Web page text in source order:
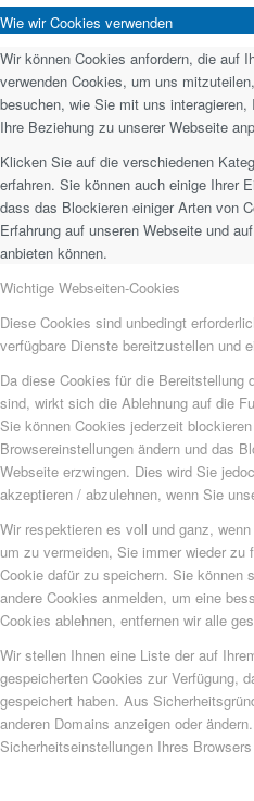
Wie wir Cookies verwenden
Wir können Cookies anfordern, die auf
verwenden Cookies, um uns
besuchen, wie Sie mit uns
Ihre Beziehung zu unserer Webseite
Klicken Sie auf die verschiedenen
erfahren. Sie können auch einige Ihrer
dass das Blockieren einiger Arten von
Erfahrung auf unseren Webseite und
anbieten können.
Wichtige Webseiten-Cookies
Diese Cookies sind unbedingt
verfügbare Dienste bereitzustellen und
Da diese Cookies für die Bereitstellung
sind, wirkt sich die Ablehnung auf die
Sie können Cookies jederzeit
Browsereinstellungen ändern und das
Webseite erzwingen. Dies wird Sie
akzeptieren / abzulehnen, wenn Sie
Wir respektieren es voll und ganz,
um zu vermeiden, Sie immer wieder
Cookie dafür zu speichern. Sie können
andere Cookies anmelden, um eine
Cookies ablehnen, entfernen wir alle
Wir stellen Ihnen eine Liste der auf
gespeicherten Cookies zur Verfügung,
gespeichert haben. Aus
anderen Domains anzeigen oder
Sicherheitseinstellungen Ihres Browsers